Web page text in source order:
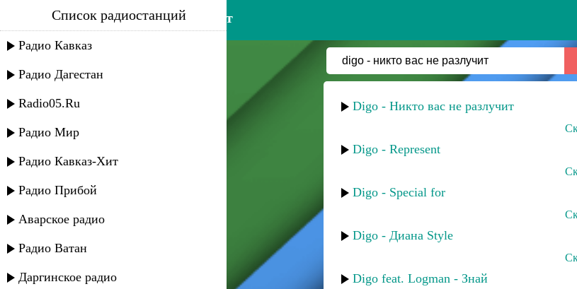
digo - никто вас не разлучит
Список радиостанций
Радио Кавказ
Радио Дагестан
Radio05.Ru
Радио Мир
Радио Кавказ-Хит
Радио Прибой
Аварское радио
Радио Ватан
Даргинское радио
Digo - Никто вас не разлучит
Digo - Represent
Digo - Special for
Digo - Диана Style
Digo feat. Logman - Знай